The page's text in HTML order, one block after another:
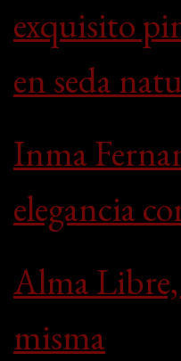
exquisito
en seda
Inma
elegancia
Alma Libre,
misma